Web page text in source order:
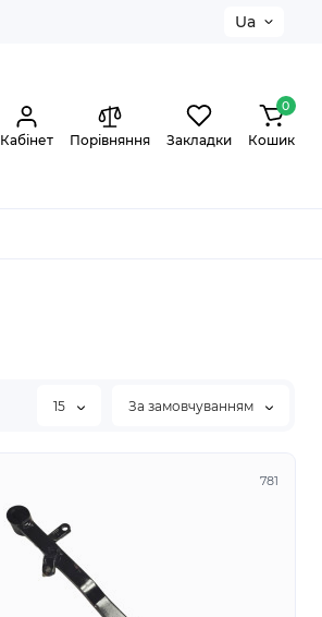
Ua
Кабінет Порівняння Закладки
0
Кошик
15 За замовчуванням
781